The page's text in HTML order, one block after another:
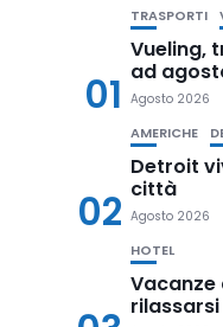
01
TRASPORTI
Vueling,
ad
Agosto 2026
02
AMERICHE
Detroit
città
Agosto 2026
HOTEL
Vacanze